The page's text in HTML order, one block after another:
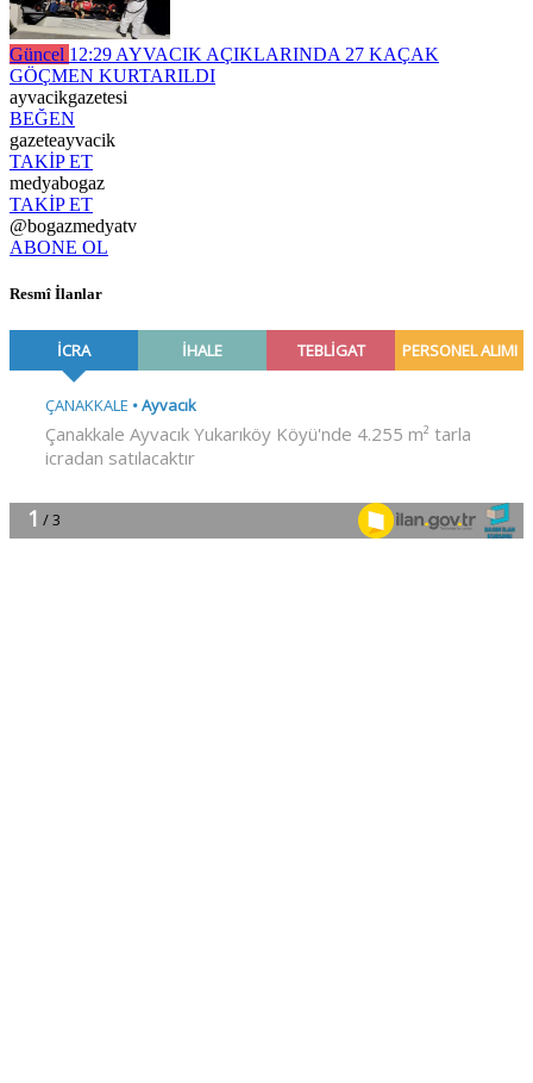
Güncel 12:29 AYVACIK AÇIKLARINDA 27 KAÇAK
GÖÇMEN KURTARILDI
ayvacikgazetesi
BEĞEN
gazeteayvacik
TAKİP ET
medyabogaz
TAKİP ET
@bogazmedyatv
ABONE OL
Resmî İlanlar